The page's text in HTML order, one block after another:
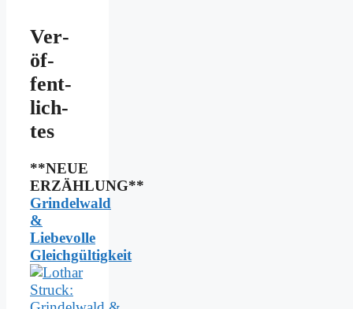
Ver­
öf­
fent­
lich­
tes
**NEUE
ERZÄHLUNG**
Grindelwald
&
Liebevolle
Gleichgültigkeit